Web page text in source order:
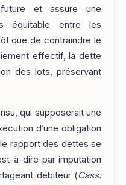
future et assure une
équitable entre les
que de contraindre le
effectif, la dette
des lots, préservant
qui supposerait une
d’une obligation
rapport des dettes se
à-dire par imputation
débiteur (Cass.